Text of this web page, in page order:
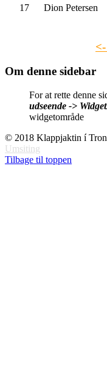
17
Dion Petersen
Om denne sidebar
For at rette denne
udseende ->
widgetområde
© 2018 Klappjaktin í
Umsiting
Tilbage til toppen